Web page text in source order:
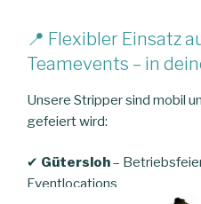
📍 Flexibler Einsatz
Teamevents – in
Unsere Stripper sind mobil
gefeiert wird:
✔ Gütersloh–
Eventlocations